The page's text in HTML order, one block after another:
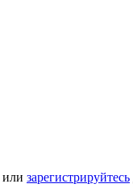
или зарегистрируйтесь